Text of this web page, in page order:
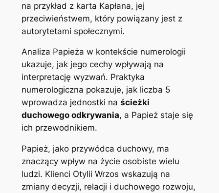
na przykład z karta Kapłana, jej
przeciwieństwem, który powiązany jest z
autorytetami społecznymi.
Analiza Papieża w kontekście numerologii
ukazuje, jak jego cechy wpływają na
interpretację wyzwań. Praktyka
numerologiczna pokazuje, jak liczba 5
wprowadza jednostki na ścieżki
duchowego odkrywania, a Papież staje się
ich przewodnikiem.
Papież, jako przywódca duchowy, ma
znaczący wpływ na życie osobiste wielu
ludzi. Klienci Otylii Wrzos wskazują na
zmiany decyzji, relacji i duchowego rozwoju,